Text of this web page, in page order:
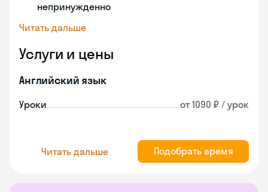
непринужденно
Читать дальше
Услуги и цены
Английский язык
Уроки от 1090 ₽ / урок
Читать дальше Подобрать время